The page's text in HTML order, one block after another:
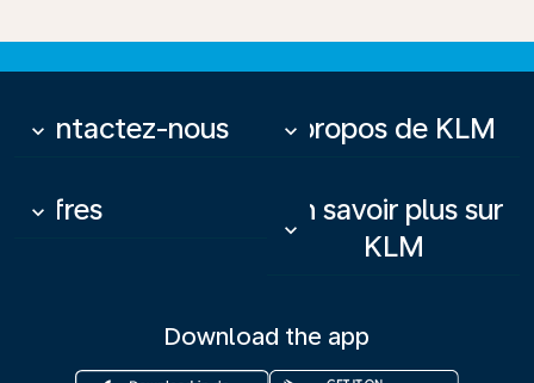
Contactez-nous
keyboard_arrow_down À propos de KLM
keyboard_arrow_down
Offres
keyboard_arrow_down
En savoir plus sur
KLM
keyboard_arrow_down
Download the app